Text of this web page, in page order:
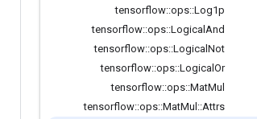
tensorflow::ops::Log1p
tensorflow::ops::Logical And
tensorflow::ops::Logical Not
tensorflow::ops::Logical Or
tensorflow::ops::MatMul
tensorflow::ops::MatMul ::Attrs